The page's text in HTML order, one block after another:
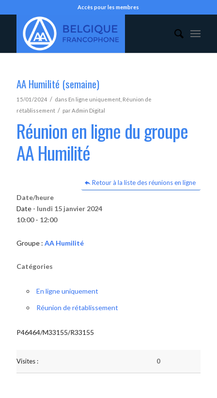
Accès pour les membres
AA Humilité (semaine)
15/01/2024 / dans En ligne uniquement, Réunion de
rétablissement / parAdmin Digital
Réunion en ligne du groupe
AA Humilité
Retour à la liste des réunions en ligne
Date/heure
Date - lundi 15 janvier 2024
10:00 - 12:00
Groupe : AA Humilité
Catégories
En ligne uniquement
Réunion de rétablissement
P46464/M33155/R33155
Visites : 0